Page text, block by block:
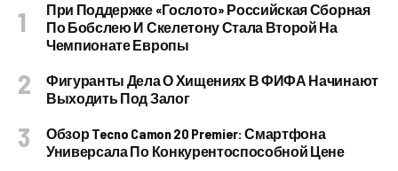
При Поддержке «Гослото» Российская Сборная
По Бобслею И Скелетону Стала Второй На
Чемпионате Европы
Фигуранты Дела О Хищениях В ФИФА Начинают
Выходить Под Залог
Обзор Tecno Camon 20 Premier: Смартфона
Универсала По Конкурентоспособной Цене